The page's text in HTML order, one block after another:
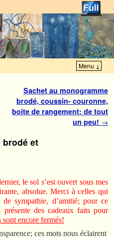
Menu ↓
Sachet au monogramme
brodé, coussin- couronne,
boite de rangement: de tout
un peu! →
brodé et
le sol s’est ouvert sous mes
absolue. Merci à celles qui
sympathie, d’amitié; pour ce
des cadeaux faits pour
sont encore fermés!
ces mots nous éclairent